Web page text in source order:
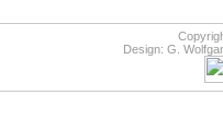
Design: G.